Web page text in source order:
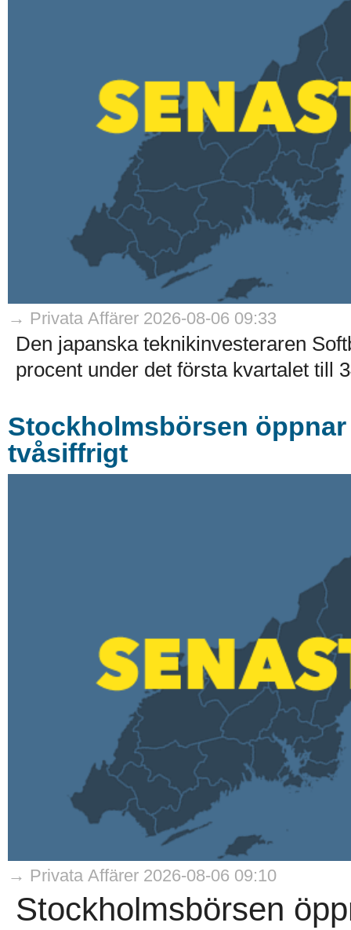
→ Privata Affärer 2026-08-06 09:33
Den japanska teknikinvesteraren
procent under det första kvartalet till
Stockholmsbörsen
tvåsiffrigt
→ Privata Affärer 2026-08-06 09:10
Stockholmsbörsen